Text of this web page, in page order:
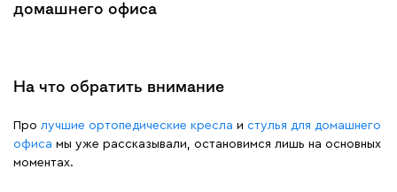
домашнего офиса
На что обратить внимание
Про лучшие ортопедические кресла и стулья для домашнего
офиса мы уже рассказывали, остановимся лишь на основных
моментах.